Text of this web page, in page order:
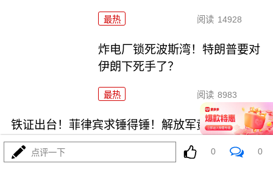
最热 阅读 14928
炸电厂锁死波斯湾！特朗普要对
伊朗下死手了？
最热 阅读 8983
铁证出台！菲律宾求锤得锤！解放军黄岩岛亮剑
点评一下 0 0